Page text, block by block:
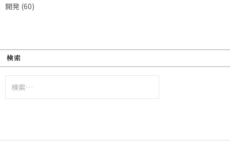
開発 (60)
検索
索: